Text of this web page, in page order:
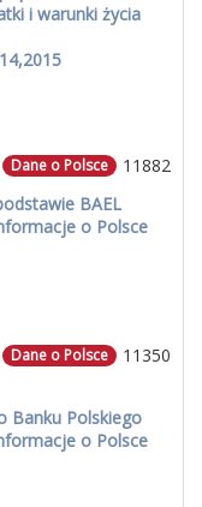
i warunki życia
11882
Dane o Polsce
BAEL
o Polsce
11350
Dane o Polsce
Banku Polskiego
o Polsce